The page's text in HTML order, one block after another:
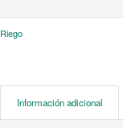
Riego
Información adicional